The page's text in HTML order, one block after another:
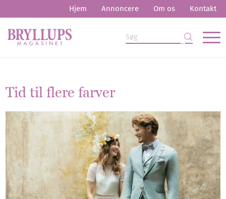
Hjem Annoncere Om os Kontakt
Tid til flere farver